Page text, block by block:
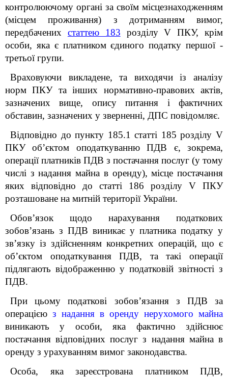
контролюючому органі за своїм місцезнаходженням
(місцем проживання) з дотриманням вимог,
передбачених статтею 183 розділу V ПКУ, крім
особи, яка є платником єдиного податку першої -
третьої групи.
Враховуючи викладене, та виходячи із аналізу
норм ПКУ та інших нормативно-правових актів,
зазначених вище, опису питання і фактичних
обставин, зазначених у зверненні, ДПС повідомляє.
Відповідно до пункту 185.1 статті 185 розділу V
ПКУ об’єктом оподаткуванню ПДВ є, зокрема,
операції платників ПДВ з постачання послуг (у тому
числі з надання майна в оренду), місце постачання
яких відповідно до статті 186 розділу V ПКУ
розташоване на митній території України.
Обов’язок щодо нарахування податкових
зобов’язань з ПДВ виникає у платника податку у
зв’язку із здійсненням конкретних операцій, що є
об’єктом оподаткування ПДВ, та такі операції
підлягають відображенню у податковій звітності з
ПДВ.
При цьому податкові зобов’язання з ПДВ за
операцією з надання в оренду нерухомого майна
виникають у особи, яка фактично здійснює
постачання відповідних послуг з надання майна в
оренду з урахуванням вимог законодавства.
Особа, яка зареєстрована платником ПДВ,